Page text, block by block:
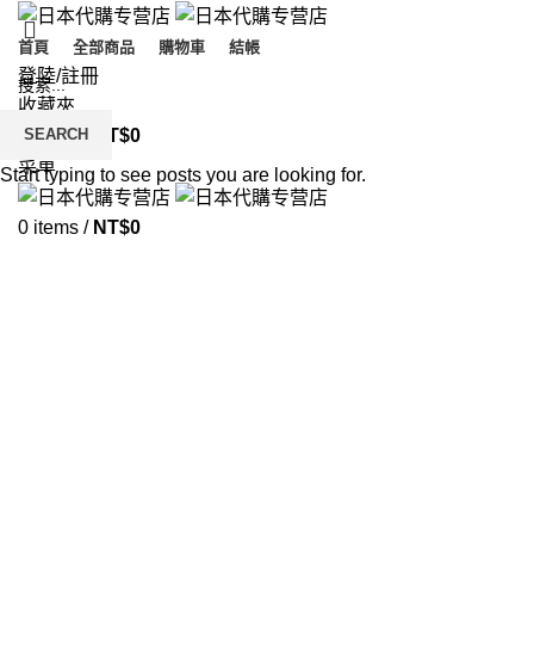
首頁 全部商品 購物車 結帳
登陸/註冊
收藏夾
0items / NT$0
菜單
0 items / NT$0
SEARCH
Start typing to see posts you are looking for.